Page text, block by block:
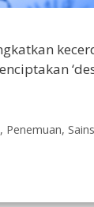
, Penemuan, Sains